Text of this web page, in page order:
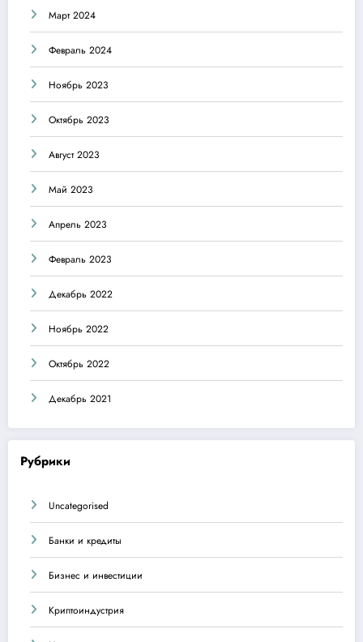
Март 2024
Февраль 2024
Ноябрь 2023
Октябрь 2023
Август 2023
Май 2023
Апрель 2023
Февраль 2023
Декабрь 2022
Ноябрь 2022
Октябрь 2022
Декабрь 2021
Рубрики
Uncategorised
Банки и кредиты
Бизнес и инвестиции
Криптоиндустрия